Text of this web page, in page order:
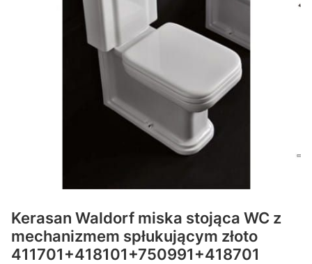
Kerasan Waldorf miska stojąca WC z
mechanizmem spłukującym złoto
411701+418101+750991+418701